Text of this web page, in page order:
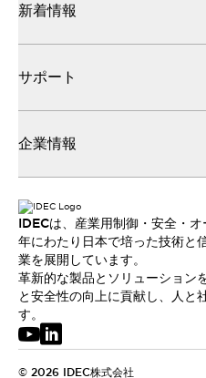
新着情報
サポート
企業情報
IDECは、産業用制御・安全・
年にわたり日本で培った技術と
業を展開しています。
革新的な製品とソリューション
と安全性の向上に貢献し、人と
す。
© 2026 IDEC株式会社